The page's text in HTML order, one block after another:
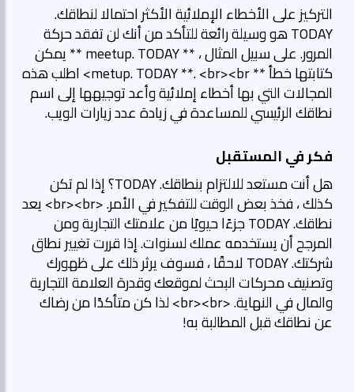
التركيز على الأخطاء الإملائية الأكثر احتمالا لنطاقك.
TODAY هو وسيلة رائعة للتأكد من أنك لن تفقد حركة
المرور. على سبيل المثال ، ** meetup. TODAY ** يمكن
كتابتها خطأ ** metup. TODAY **. <br><br> اطلب هذه
المجالات التي بها أخطاء إملائية وأعد توجيهها إلى اسم
نطاقك الرئيسي للمساعدة في زيادة عدد زيارات الويب.
فكر في المستقبل
هل أنت مستعد للالتزام بنطاقك. TODAY؟ إذا لم تكن
كذلك ، فخذ بعض الوقت للتفكير في الأمر. <br><br> يعد
نطاقك. TODAY جزءًا حيويًا من علامتك التجارية ومن
المرجح أن يستخدمه عملك لسنوات. إذا قررت تغيير نطاق
شركتك. TODAY لاحقًا ، فسوف يرثر ذلك على ظهورك
وتصنيف محركات البحث لموقعك وقدرة العلامة التجارية
والمال في النهاية. <br><br> لذا كن متأكدًا من رضاك
عن نطاقك قبل المطالبة به!